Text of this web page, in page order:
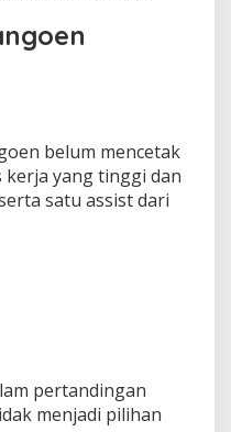
belum mencetak
kerja yang tinggi dan
satu assist dari
pertandingan
menjadi pilihan